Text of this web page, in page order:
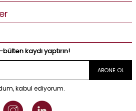
kaydı yaptırın!
ABONE OL
kabul ediyorum.